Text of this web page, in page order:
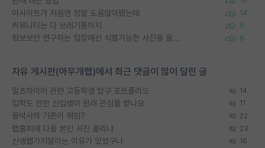
이사이트가 처음엔 정말 도움많이됐는데 14
커뮤니티는 다 쓰레기통이지 6
정보보안 연구하는 입장에선 식별가능한 사진을 올리는건 비추이긴함 6
자유 게시판(아무개랩)에서 최근 댓글이 많이 달린 글
알츠하이머 관련 고등학생 탐구 포트폴리오 14
입학도 안한 신입생이 원래 관심을 받나요 11
물박사의 기준이 뭐임? 22
랩홈피에 다들 본인 사진 올리냐 23
신생랩가지말라는 이유가 있었구나 16